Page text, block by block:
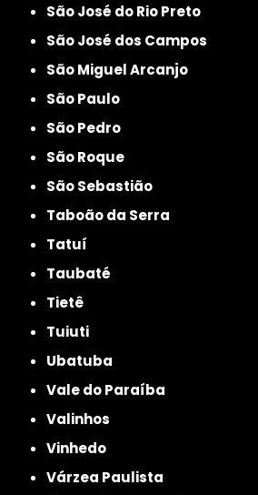
São José do Rio Preto
São José dos Campos
São Miguel Arcanjo
São Paulo
São Pedro
São Roque
São Sebastião
Taboão da Serra
Tatuí
Taubaté
Tietê
Tuiuti
Ubatuba
Vale do Paraíba
Valinhos
Vinhedo
Várzea Paulista